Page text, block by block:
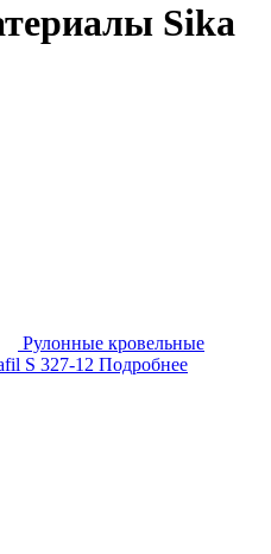
Sika
Рулонные кровельные
S 327-12 Подробнее